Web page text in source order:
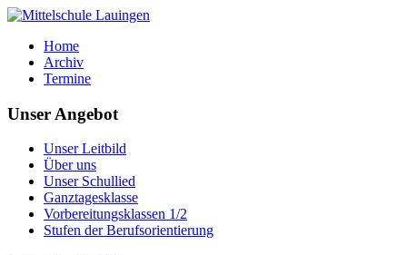
Home
Archiv
Termine
Unser Angebot
Unser Leitbild
Über uns
Unser Schullied
Ganztagesklasse
Vorbereitungsklassen 1/2
Stufen der Berufsorientierung